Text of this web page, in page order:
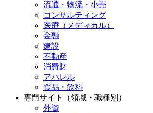
流通・物流・小売
コンサルティング
医療（メディカル）
金融
建設
不動産
消費財
アパレル
食品・飲料
専門サイト（領域・職種別）
外資